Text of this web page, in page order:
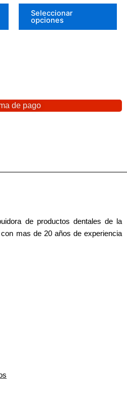
Seleccionar
opciones
de pago
de productos dentales de la
mas de 20 años de experiencia